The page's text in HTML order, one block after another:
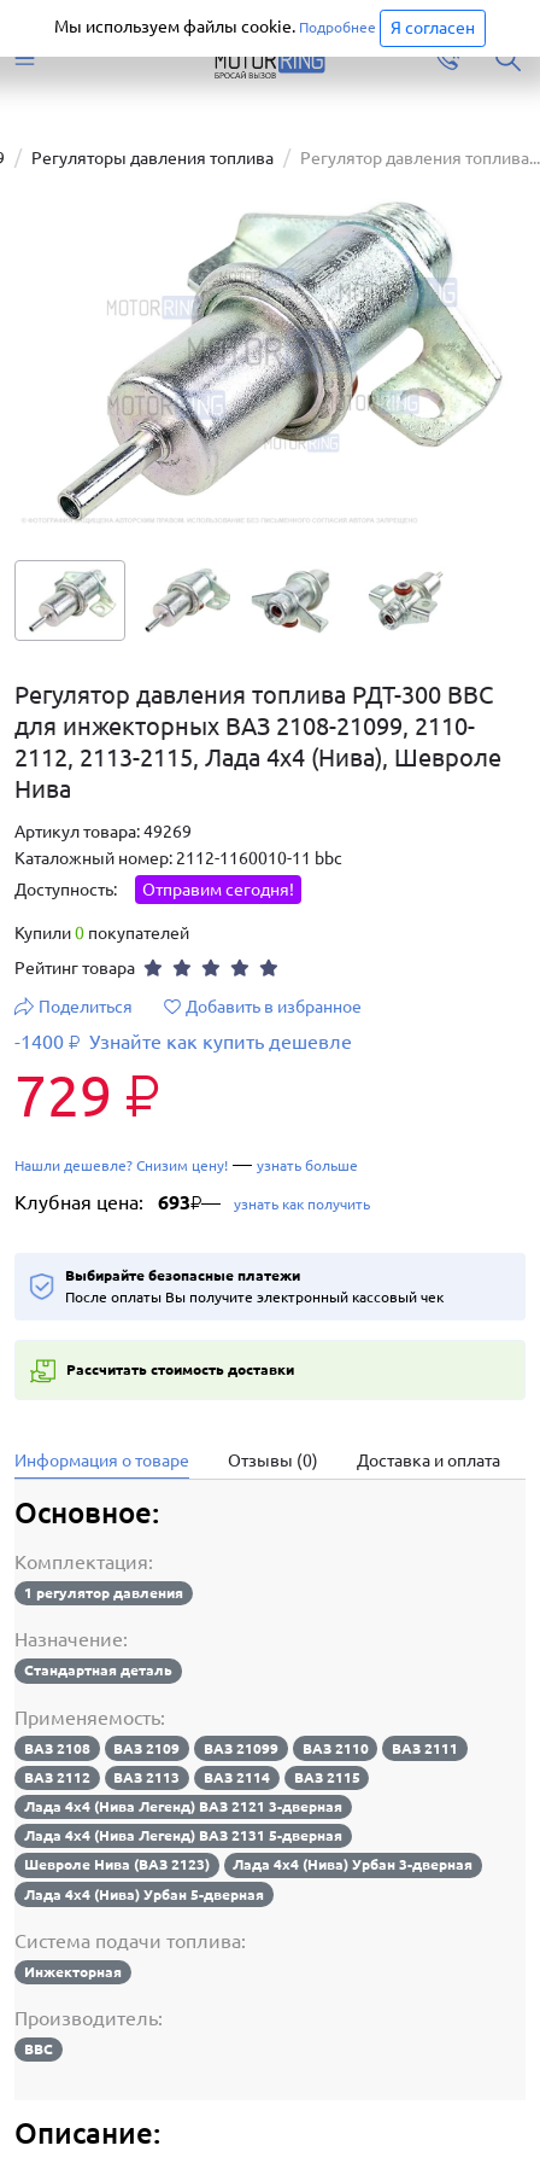
Перейти
Регуляторы давления топлива Регулятор давления топлива...
Регулятор давления топлива РДТ-300 BBC
для инжекторных ВАЗ 2108-21099, 2110-
2112, 2113-2115, Лада 4х4 (Нива), Шевроле
Нива
Артикул товара: 49269
Каталожный номер: 2112-1160010-11 bbc
Доступность:
Отправим сегодня!
Купили0 покупателей
Рейтинг товара
Поделиться
Добавить в избранное
-1400 ₽ Узнайте как купить дешевле
729 ₽
Нашли дешевле? Снизим цену! — узнать больше
Клубная цена: 693₽— узнать как получить
Выбирайте безопасные платежи
После оплаты Вы получите электронный кассовый чек
Рассчитать стоимость доставки
Информация о товаре Отзывы (0) Доставка и оплата
Основное:
Комплектация:
1 регулятор давления
Назначение:
Стандартная деталь
Применяемость:
ВАЗ 2108 ВАЗ 2109 ВАЗ 21099 ВАЗ 2110
ВАЗ 2111
ВАЗ 2112
ВАЗ 2113 ВАЗ 2114
ВАЗ 2115
Лада 4х4 (Нива Легенд) ВАЗ 2121 3-дверная
Лада 4х4 (Нива Легенд) ВАЗ 2131 5-дверная
Шевроле Нива (ВАЗ 2123)
Лада 4х4 (Нива) Урбан 3-дверная
Лада 4х4 (Нива) Урбан 5-дверная
Система подачи топлива:
Инжекторная
Производитель:
BBC
Описание:
Мы используем файлы cookie. Подробнее Я согласен